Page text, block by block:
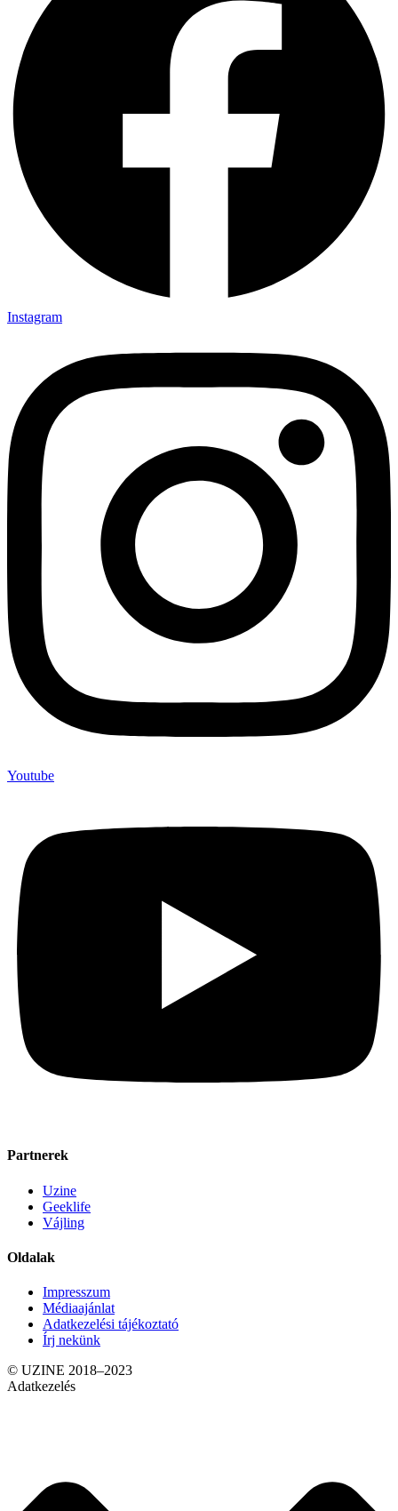
Instagram
Youtube
Partnerek
Uzine
Geeklife
Vájling
Oldalak
Impresszum
Médiaajánlat
Adatkezelési tájékoztató
Írj nekünk
© UZINE 2018–2023
Adatkezelés